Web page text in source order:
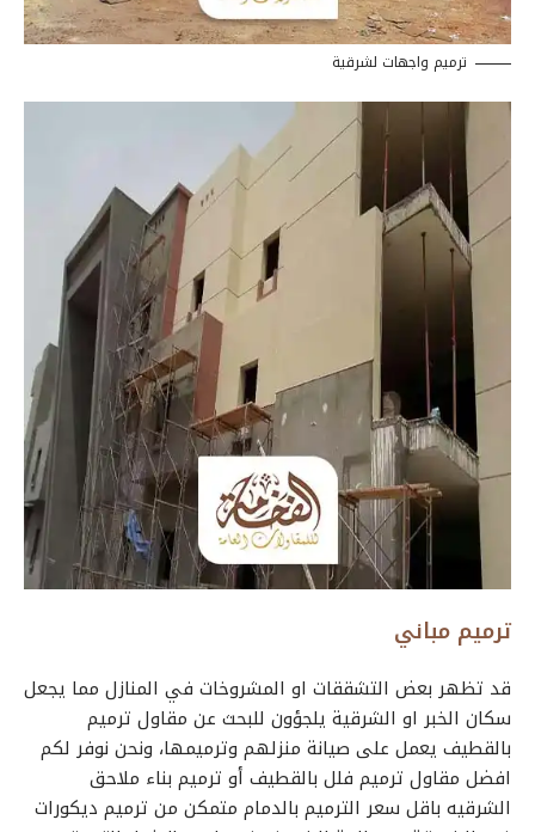
ترميم واجهات لشرقية
ترميم مباني
قد تظهر بعض التشققات او المشروخات في المنازل مما يجعل
سكان الخبر او الشرقية يلجؤون للبحث عن مقاول ترميم
بالقطيف يعمل على صيانة منزلهم وترميمها، ونحن نوفر لكم
افضل مقاول ترميم فلل بالقطيف أو ترميم بناء ملاحق
الشرقيه باقل سعر الترميم بالدمام متمكن من ترميم ديكورات